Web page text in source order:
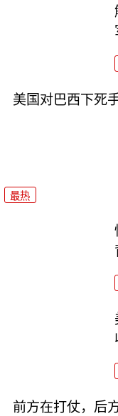
美国对巴西下死
最热
前方在打仗，后